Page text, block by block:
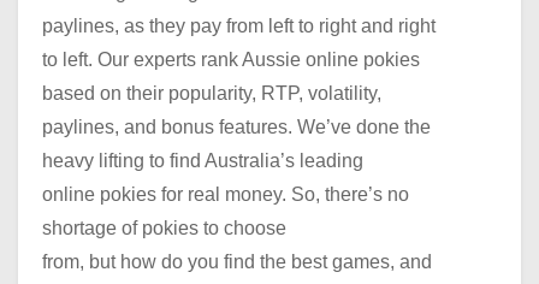
paylines, as they pay from left to right and right
to left. Our experts rank Aussie online pokies
based on their popularity, RTP, volatility,
paylines, and bonus features. We’ve done the
heavy lifting to find Australia’s leading
online pokies for real money. So, there’s no
shortage of pokies to choose
from, but how do you find the best games, and